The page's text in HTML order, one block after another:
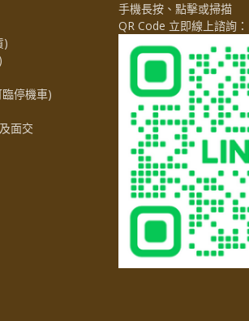
)
停機車)
面交
手機長按、點擊或掃描
QR Code 立即線上諮詢：